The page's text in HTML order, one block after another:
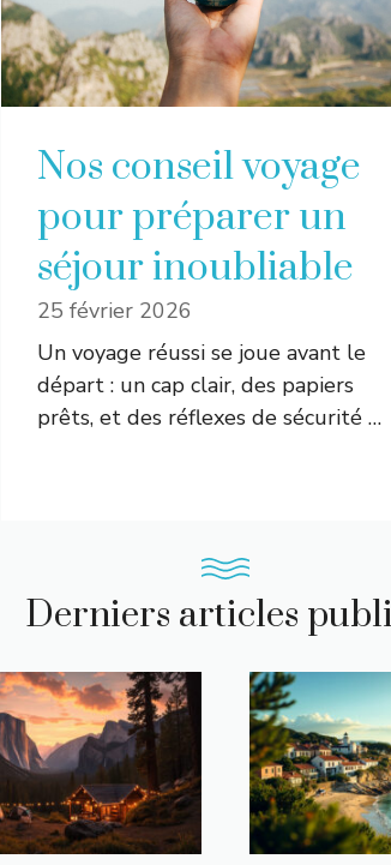
Nos conseil voyage
pour préparer un
séjour inoubliable
25 février 2026
Un voyage réussi se joue avant le
départ : un cap clair, des papiers
prêts, et des réflexes de sécurité …
Derniers articles